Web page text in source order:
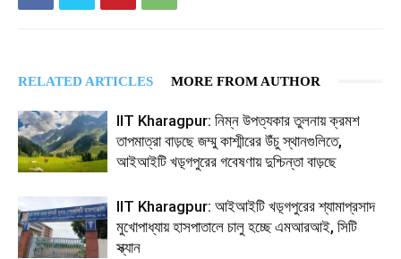
RELATED ARTICLES MORE FROM AUTHOR
IIT Kharagpur: নিম্ন উপত্যকার তুলনায় ক্রমশ
তাপমাত্রা বাড়ছে জম্মু কাশ্মীরের উঁচু স্থানগুলিতে,
আইআইটি খড়্গপুরের গবেষণায় দুশ্চিন্তা বাড়ছে
IIT Kharagpur: আইআইটি খড়্গপুরের শ্যামাপ্রসাদ
মুখোপাধ্যায় হাসপাতালে চালু হচ্ছে এমআরআই, সিটি
স্ক্যান